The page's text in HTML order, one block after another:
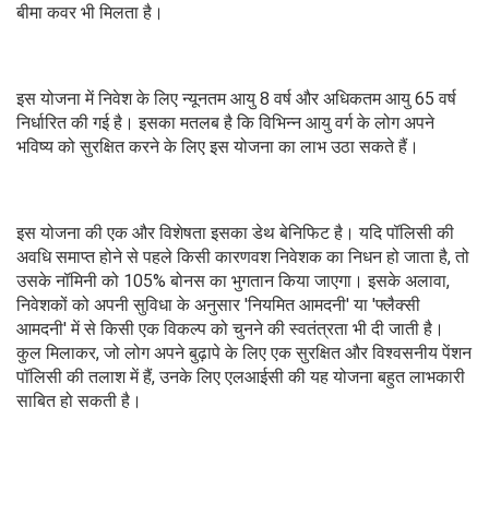
बीमा कवर भी मिलता है।
इस योजना में निवेश के लिए न्यूनतम आयु 8 वर्ष और अधिकतम आयु 65 वर्ष
निर्धारित की गई है। इसका मतलब है कि विभिन्न आयु वर्ग के लोग अपने
भविष्य को सुरक्षित करने के लिए इस योजना का लाभ उठा सकते हैं।
इस योजना की एक और विशेषता इसका डेथ बेनिफिट है। यदि पॉलिसी की
अवधि समाप्त होने से पहले किसी कारणवश निवेशक का निधन हो जाता है, तो
उसके नॉमिनी को 105% बोनस का भुगतान किया जाएगा। इसके अलावा,
निवेशकों को अपनी सुविधा के अनुसार 'नियमित आमदनी' या 'फ्लैक्सी
आमदनी' में से किसी एक विकल्प को चुनने की स्वतंत्रता भी दी जाती है।
कुल मिलाकर, जो लोग अपने बुढ़ापे के लिए एक सुरक्षित और विश्वसनीय पेंशन
पॉलिसी की तलाश में हैं, उनके लिए एलआईसी की यह योजना बहुत लाभकारी
साबित हो सकती है।